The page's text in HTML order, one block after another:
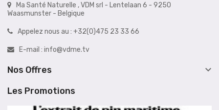
Ma Santé Naturelle , VDM srl - Lentelaan 6 - 9250
Waasmunster - Belgique
Appelez nous au : +32(0)475 23 33 66
E-mail : info@vdme.tv
Nos Offres 
Les Promotions